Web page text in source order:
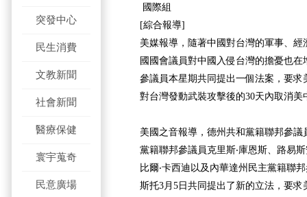
突發中心
民生消費
文教新聞
社會新聞
醫療保健
寰宇蒐奇
民意廣場
國際組
[綜合報導]
美媒報導，隨著中國對台灣的軍事、
國國會議員對中國入侵台灣的擔憂也
參議員本星期共同提出一個法案，要
對台灣發動武裝攻擊後的30天內取消美
美國之音報導，德州共和黨籍聯邦參議
黨籍聯邦參議員克里斯‧庫恩斯、路易
比爾‧卡西迪以及內華達州民主黨籍聯
斯托3月5日共同提出了新的立法，要